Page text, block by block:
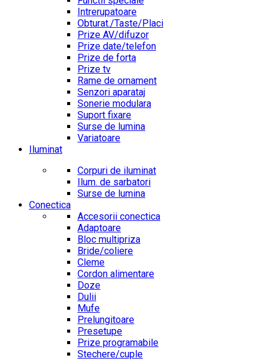
Intrerupatoare
Obturat./Taste/Placi
Prize AV/difuzor
Prize date/telefon
Prize de forta
Prize tv
Rame de ornament
Senzori aparataj
Sonerie modulara
Suport fixare
Surse de lumina
Variatoare
Iluminat
Corpuri de iluminat
Ilum. de sarbatori
Surse de lumina
Conectica
Accesorii conectica
Adaptoare
Bloc multipriza
Bride/coliere
Cleme
Cordon alimentare
Doze
Dulii
Mufe
Prelungitoare
Presetupe
Prize programabile
Stechere/cuple